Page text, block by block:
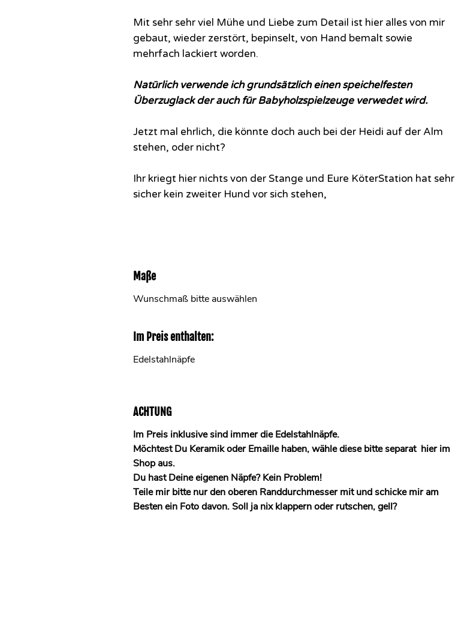
Mit sehr sehr viel Mühe und Liebe zum Detail ist hier alles von mir
gebaut, wieder zerstört, bepinselt, von Hand bemalt sowie
mehrfach lackiert worden.
Natürlich verwende ich grundsätzlich einen speichelfesten
Überzuglack der auch für Babyholzspielzeuge verwedet wird.
Jetzt mal ehrlich, die könnte doch auch bei der Heidi auf der Alm
stehen, oder nicht?
Ihr kriegt hier nichts von der Stange und Eure KöterStation hat sehr
sicher kein zweiter Hund vor sich stehen,
Maße
Wunschmaß bitte auswählen
Im Preis enthalten:
Edelstahlnäpfe
ACHTUNG
Im Preis inklusive sind immer die Edelstahlnäpfe.
Möchtest Du Keramik oder Emaille haben, wähle diese bitte separat hier im
Shop aus.
Du hast Deine eigenen Näpfe? Kein Problem!
Teile mir bitte nur den oberen Randdurchmesser mit und schicke mir am
Besten ein Foto davon. Soll ja nix klappern oder rutschen, gell?